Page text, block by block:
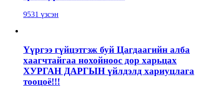
9531 үзсэн
Үүргээ гүйцэтгэж буй Цагдаагийн алба
хаагчтайгаа нохойноос дор харьцах
ХУРГАН ДАРГЫН үйлдэлд хариуцлага
тооцоё!!!